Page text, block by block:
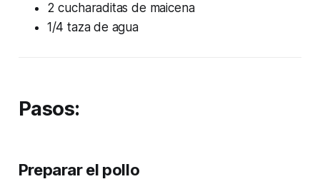
2 cucharaditas de maicena
1/4 taza de agua
Pasos:
Preparar el pollo